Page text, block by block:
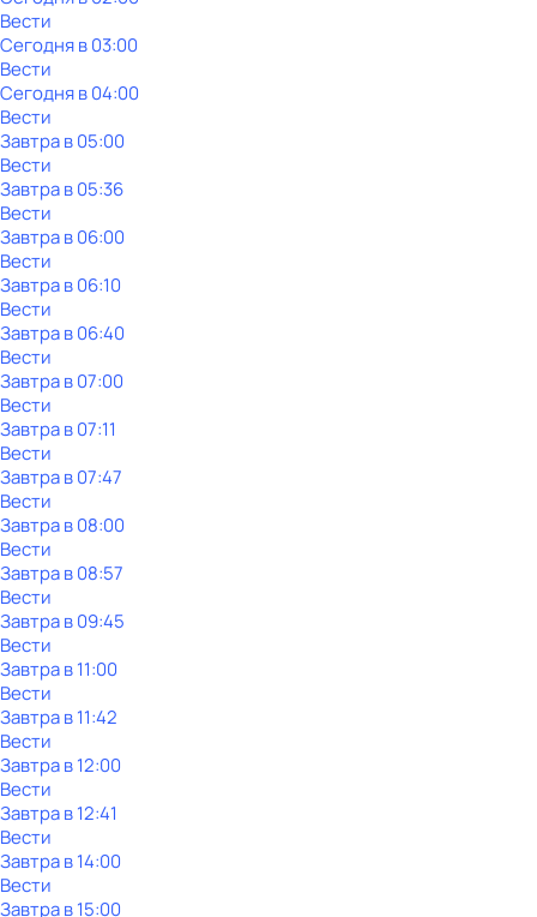
Вести
Сегодня в 03:00
Вести
Сегодня в 04:00
Вести
Завтра в 05:00
Вести
Завтра в 05:36
Вести
Завтра в 06:00
Вести
Завтра в 06:10
Вести
Завтра в 06:40
Вести
Завтра в 07:00
Вести
Завтра в 07:11
Вести
Завтра в 07:47
Вести
Завтра в 08:00
Вести
Завтра в 08:57
Вести
Завтра в 09:45
Вести
Завтра в 11:00
Вести
Завтра в 11:42
Вести
Завтра в 12:00
Вести
Завтра в 12:41
Вести
Завтра в 14:00
Вести
Завтра в 15:00